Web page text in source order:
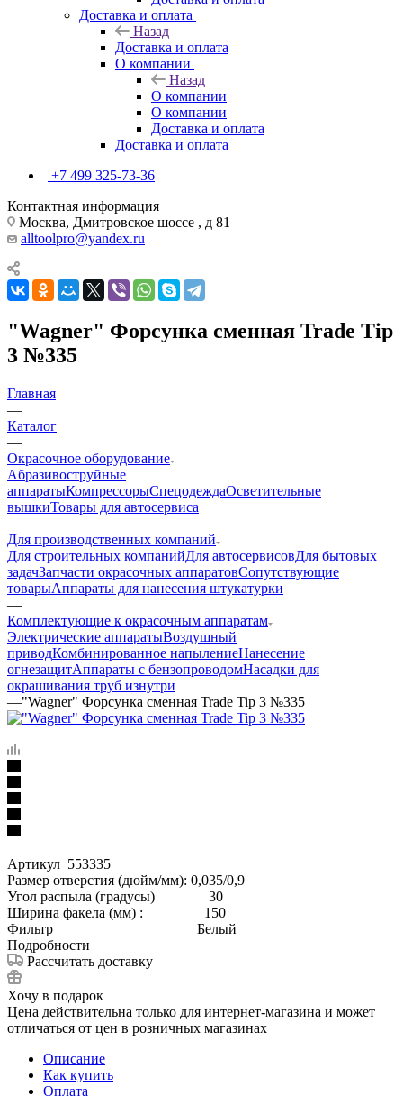
Доставка и оплата
Назад
Доставка и оплата
О компании
Назад
О компании
О компании
Доставка и оплата
Доставка и оплата
+7 499 325-73-36
Контактная информация
Москва, Дмитровское шоссе , д 81
alltoolpro@yandex.ru
"Wagner" Форсунка сменная Trade Tip
3 №335
Главная
—
Каталог
—
Окрасочное оборудование
Aбразивоструйные
аппаратыКомпрессорыСпецодеждаОсветительные
вышкиТовары для автосервиса
—
Для производственных компаний
Для строительных компанийДля автосервисовДля бытовых
задачЗапчасти окрасочных аппаратовСопутствующие
товарыАппараты для нанесения штукатурки
—
Комплектующие к окрасочным аппаратам
Электрические аппаратыВоздушный
приводКомбинированное напылениеНанесение
огнезащитАппараты с бензопроводомНасадки для
окрашивания труб изнутри
—"Wagner" Форсунка сменная Trade Tip 3 №335
Артикул 553335
Размер отверстия (дюйм/мм): 0,035/0,9
Угол распыла (градусы) 30
Ширина факела (мм) : 150
Фильтр Белый
Подробности
Рассчитать доставку
Хочу в подарок
Цена действительна только для интернет-магазина и может
отличаться от цен в розничных магазинах
Описание
Как купить
Оплата